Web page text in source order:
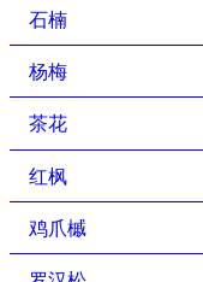
石楠
杨梅
茶花
红枫
鸡爪槭